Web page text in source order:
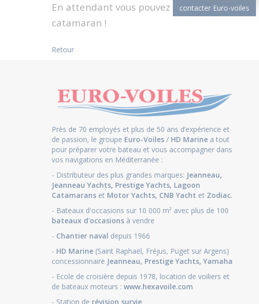
En attendant vous pouvez
contacter Euro-voiles
catamaran !
Retour
Près de 70 employés et plus de 50 ans d’expérience et
de passion, le groupe Euro-Voiles / HD Marine a tout
pour préparer votre bateau et vous accompagner dans
vos navigations en Méditerranée :
- Distributeur des plus grandes marques: Jeanneau,
Jeanneau Yachts, Prestige Yachts, Lagoon
Catamarans et Motor Yachts, CNB Yacht et Zodiac.
- Bateaux d'occasions sur 10 000 m² avec plus de 100
bateaux d'occasions à vendre
- Chantier naval depuis 1966
- HD Marine (Saint Raphaël, Fréjus, Puget sur Argens)
concessionnaire Jeanneau, Prestige Yachts, Yamaha
- Ecole de croisière depuis 1978, location de voiliers et
de bateaux moteurs : www.hexavoile.com
- Station de révision survie